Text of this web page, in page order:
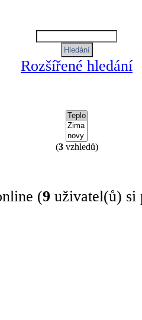
Rozšířené hledání
(3vzhledů)
(9 uživatel(ů)